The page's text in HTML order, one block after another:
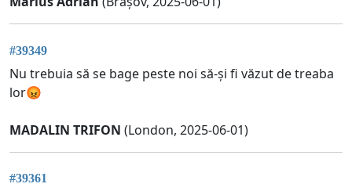
#39349
Nu trebuia să se bage peste noi să-și fi văzut de treaba
lor😡
MADALIN TRIFON (London, 2025-06-01)
#39361